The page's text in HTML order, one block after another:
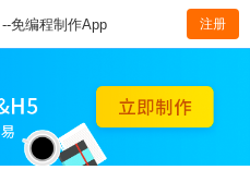
--免编程制作App 注册